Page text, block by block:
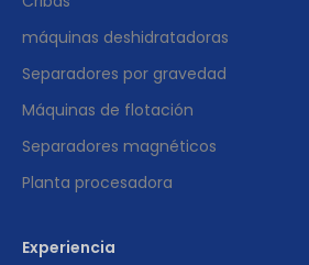
máquinas deshidratadoras
Separadores por gravedad
Máquinas de flotación
Separadores magnéticos
Planta procesadora
Experiencia